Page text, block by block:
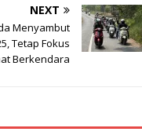
NEXT
Menyambut
Tetap Fokus
Berkendara